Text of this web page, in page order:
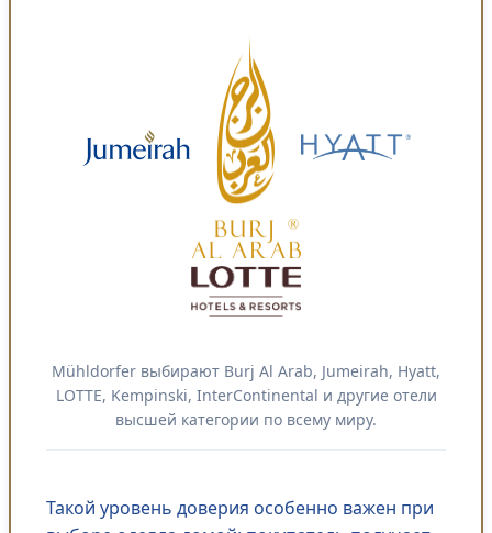
Mühldorfer выбирают Burj Al Arab, Jumeirah, Hyatt,
LOTTE, Kempinski, InterContinental и другие отели
высшей категории по всему миру.
Такой уровень доверия особенно важен при